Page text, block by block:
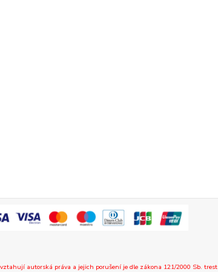
vztahují autorská práva a jejich porušení je dle zákona 121/2000 Sb.